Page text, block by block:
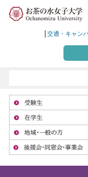
交通・キャン